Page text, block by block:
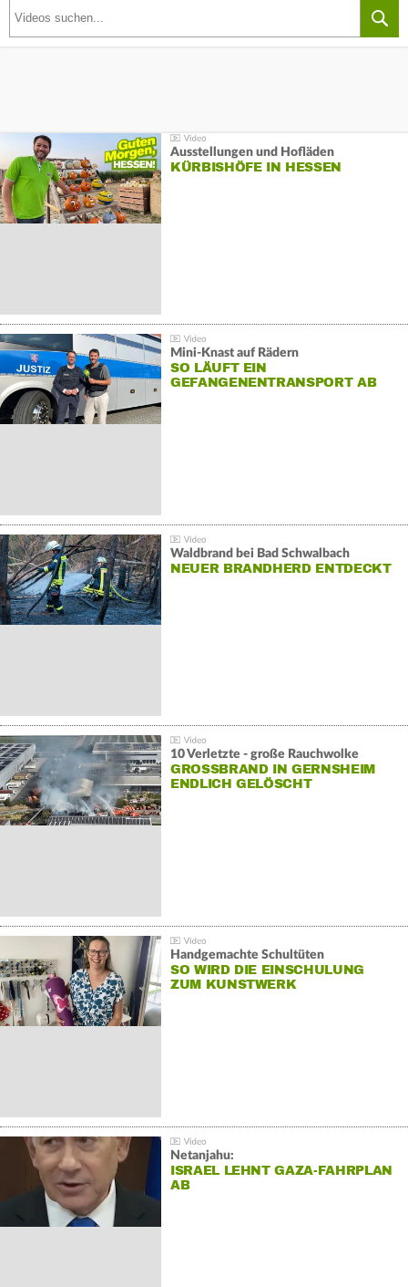
Ausstellungen und Hofläden
KÜRBISHÖFE IN HESSEN
Mini-Knast auf Rädern
SO LÄUFT EIN
GEFANGENENTRANSPORT AB
Waldbrand bei Bad Schwalbach
NEUER BRANDHERD ENTDECKT
10 Verletzte - große Rauchwolke
GROSSBRAND IN GERNSHEIM E
NDLICH GELÖSCHT
Handgemachte Schultüten
SO WIRD DIE EINSCHULUNG
ZUM KUNSTWERK
Netanjahu:
ISRAEL LEHNT GAZA-FAHRPLAN
AB